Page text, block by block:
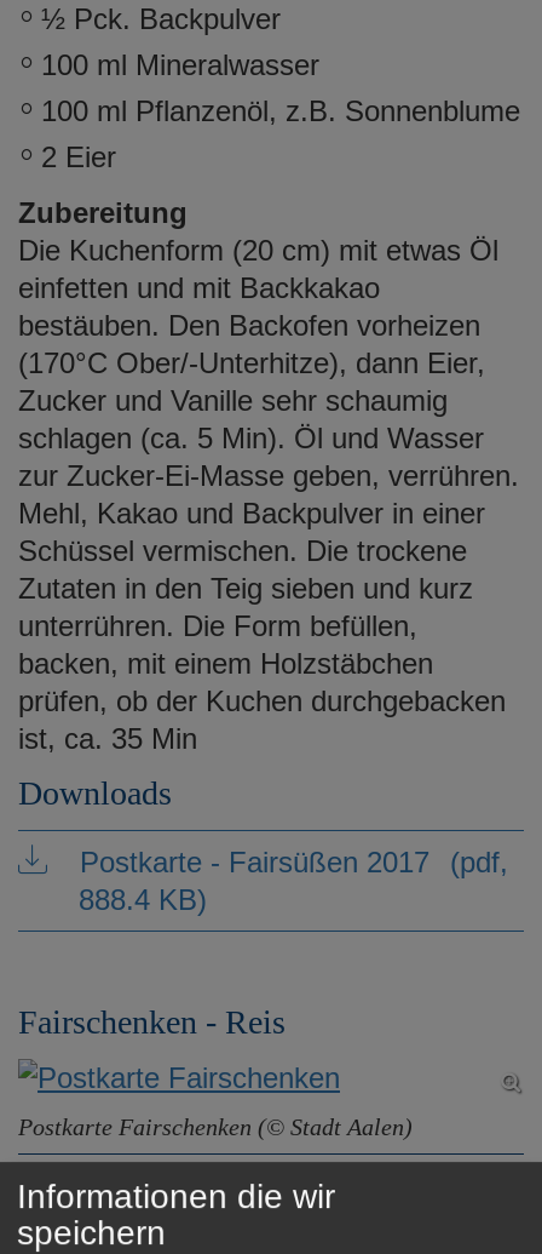
½ Pck. Backpulver
100 ml Mineralwasser
100 ml Pflanzenöl, z.B. Sonnenblume
2 Eier
Zubereitung
Die Kuchenform (20 cm) mit etwas Öl
einfetten und mit Backkakao
bestäuben. Den Backofen vorheizen
(170°C Ober/-Unterhitze), dann Eier,
Zucker und Vanille sehr schaumig
schlagen (ca. 5 Min). Öl und Wasser
zur Zucker-Ei-Masse geben, verrühren.
Mehl, Kakao und Backpulver in einer
Schüssel vermischen. Die trockene
Zutaten in den Teig sieben und kurz
unterrühren. Die Form befüllen,
backen, mit einem Holzstäbchen
prüfen, ob der Kuchen durchgebacken
ist, ca. 35 Min
Downloads
Postkarte - Fairsüßen 2017
(pdf,
888.4 KB)
Fairschenken - Reis
Postkarte Fairschenken (© Stadt Aalen)
Reis ist ein Getreide wie Weizen oder
Hafer. Reis wird getrocknet, durch
Informationen die wir
speichern